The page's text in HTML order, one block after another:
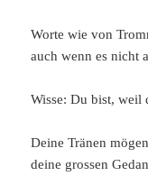
Worte wie von
auch wenn es nicht
Wisse: Du bist, weil
Deine Tränen
deine grossen